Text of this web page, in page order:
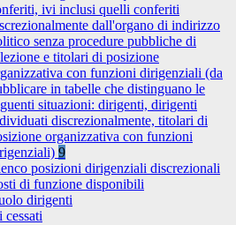
ivi inclusi quelli conferiti
dall'organo di indirizzo
senza procedure pubbliche di
e titolari di posizione
con funzioni dirigenziali (da
in tabelle che distinguano le
situazioni: dirigenti, dirigenti
discrezionalmente, titolari di
organizzativa con funzioni
9
posizioni dirigenziali discrezionali
di funzione disponibili
dirigenti